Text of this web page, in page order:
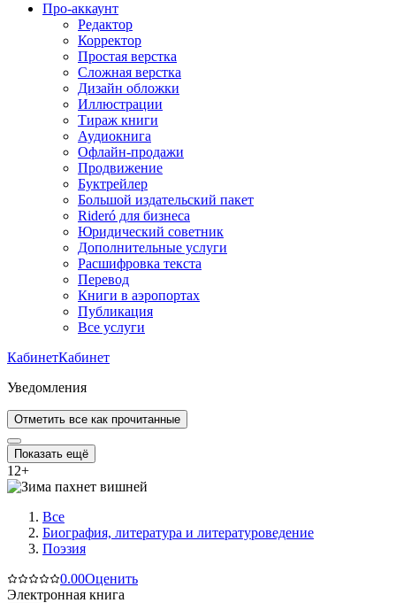
Про-аккаунт
Редактор
Корректор
Простая верстка
Сложная верстка
Дизайн обложки
Иллюстрации
Тираж книги
Аудиокнига
Офлайн-продажи
Продвижение
Буктрейлер
Большой издательский пакет
Rideró для бизнеса
Юридический советник
Дополнительные услуги
Расшифровка текста
Перевод
Книги в аэропортах
Публикация
Все услуги
КабинетКабинет
Уведомления
Отметить все как прочитанные
Показать ещё
12+
Все
Биография, литература и литературоведение
Поэзия
0.00Оценить
Электронная книга